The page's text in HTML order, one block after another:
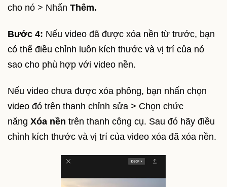
cho nó > Nhấn Thêm.
Bước 4: Nếu video đã được xóa nền từ trước, bạn
có thể điều chỉnh luôn kích thước và vị trí của nó
sao cho phù hợp với video nền.
Nếu video chưa được xóa phông, bạn nhấn chọn
video đó trên thanh chỉnh sửa > Chọn chức
năng Xóa nền trên thanh công cụ. Sau đó hãy điều
chỉnh kích thước và vị trí của video xóa đã xóa nền.